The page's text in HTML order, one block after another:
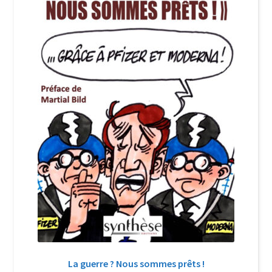
Login Customizer
Newsletter
Nous Contacter
Panier
Politique de confidentialité et cookies
Qui sommes-nous ?
Soutien à Philippe Randa
Suivi de la Commande
La guerre ? Nous sommes prêts !